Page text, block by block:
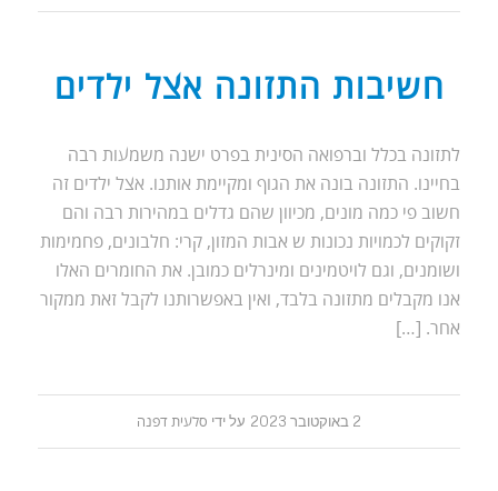
חשיבות התזונה אצל ילדים
לתזונה בכלל וברפואה הסינית בפרט ישנה משמעות רבה
בחיינו. התזונה בונה את הגוף ומקיימת אותנו. אצל ילדים זה
חשוב פי כמה מונים, מכיוון שהם גדלים במהירות רבה והם
זקוקים לכמויות נכונות ש אבות המזון, קרי: חלבונים, פחמימות
ושומנים, וגם לויטמינים ומינרלים כמובן. את החומרים האלו
אנו מקבלים מתזונה בלבד, ואין באפשרותנו לקבל זאת ממקור
אחר. […]
2 באוקטובר 2023 על ידי סלעית דפנה